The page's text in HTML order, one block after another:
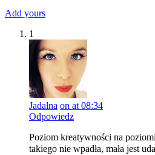
Add yours
1
Jadalna on at 08:34
Odpowiedz
Poziom kreatywności na
takiego nie wpadła, mała jest